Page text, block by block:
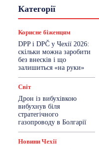
КатегоріїГастрогід
Знай Чехію
Новини України
Політика
Поради
Світ
Спорт
Корисне біженцям
DPP і DPČ у Чехії 2026:
скільки можна заробити
без внесків і що
залишиться «на руки»
Світ
Дрон із вибухівкою
вибухнув біля
стратегічного
газопроводу в Болгарії
Новини Чехії